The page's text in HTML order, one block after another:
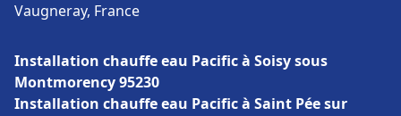
Vaugneray, France
Installation chauffe eau Pacific à Soisy sous
Montmorency 95230
Installation chauffe eau Pacific à Saint Pée sur